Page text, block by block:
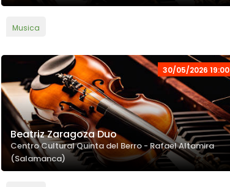
Musica
30/05/2026 19:00
Beatriz Zaragoza Duo
Centro Cultural Quinta del Berro - Rafael Altamira
(Salamanca)